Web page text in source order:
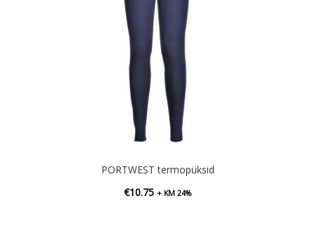
PORTWEST termopüksid
€10.75 + KM 24%